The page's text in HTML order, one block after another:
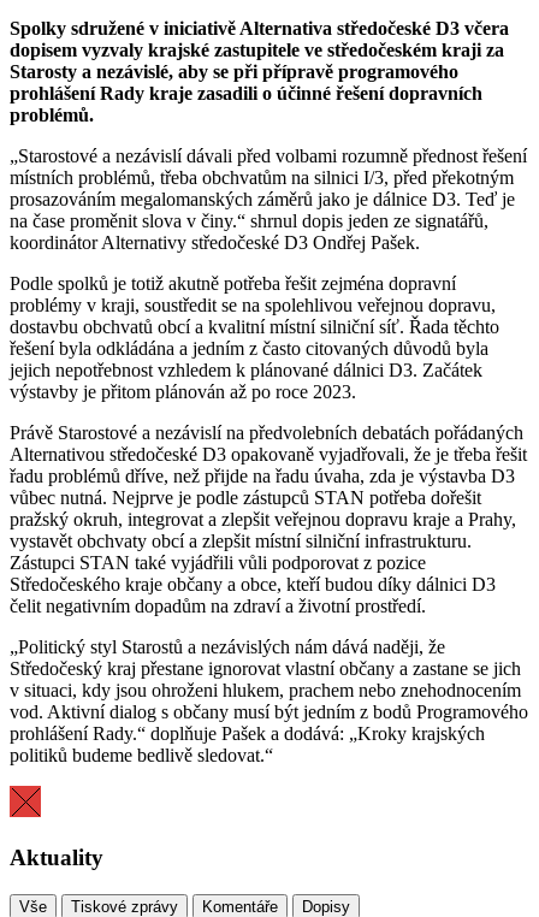
Spolky sdružené v iniciativě Alternativa středočeské D3 včera
dopisem vyzvaly krajské zastupitele ve středočeském kraji za
Starosty a nezávislé, aby se při přípravě programového
prohlášení Rady kraje zasadili o účinné řešení dopravních
problémů.
„Starostové a nezávislí dávali před volbami rozumně přednost řešení
místních problémů, třeba obchvatům na silnici I/3, před překotným
prosazováním megalomanských záměrů jako je dálnice D3. Teď je
na čase proměnit slova v činy.“ shrnul dopis jeden ze signatářů,
koordinátor Alternativy středočeské D3 Ondřej Pašek.
Podle spolků je totiž akutně potřeba řešit zejména dopravní
problémy v kraji, soustředit se na spolehlivou veřejnou dopravu,
dostavbu obchvatů obcí a kvalitní místní silniční síť. Řada těchto
řešení byla odkládána a jedním z často citovaných důvodů byla
jejich nepotřebnost vzhledem k plánované dálnici D3. Začátek
výstavby je přitom plánován až po roce 2023.
Právě Starostové a nezávislí na předvolebních debatách pořádaných
Alternativou středočeské D3 opakovaně vyjadřovali, že je třeba řešit
řadu problémů dříve, než přijde na řadu úvaha, zda je výstavba D3
vůbec nutná. Nejprve je podle zástupců STAN potřeba dořešit
pražský okruh, integrovat a zlepšit veřejnou dopravu kraje a Prahy,
vystavět obchvaty obcí a zlepšit místní silniční infrastrukturu.
Zástupci STAN také vyjádřili vůli podporovat z pozice
Středočeského kraje občany a obce, kteří budou díky dálnici D3
čelit negativním dopadům na zdraví a životní prostředí.
„Politický styl Starostů a nezávislých nám dává naději, že
Středočeský kraj přestane ignorovat vlastní občany a zastane se jich
v situaci, kdy jsou ohroženi hlukem, prachem nebo znehodnocením
vod. Aktivní dialog s občany musí být jedním z bodů Programového
prohlášení Rady.“ doplňuje Pašek a dodává: „Kroky krajských
politiků budeme bedlivě sledovat.“
Aktuality
Vše Tiskové zprávy Komentáře Dopisy